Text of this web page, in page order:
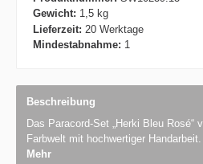
Gewicht: 1,5 kg
Lieferzeit: 20 Werktage
Mindestabnahme: 1
Beschreibung
Das Paracord-Set „Herki Bleu Rosé“
Farbwelt mit hochwertiger
Mehr